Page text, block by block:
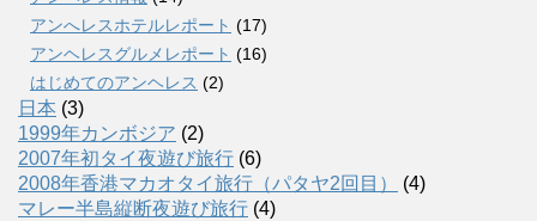
アンへレスホテルレポート (17)
アンヘレスグルメレポート (16)
はじめてのアンヘレス (2)
日本 (3)
1999年カンボジア (2)
2007年初タイ夜遊び旅行 (6)
2008年香港マカオタイ旅行（パタヤ2回目）
(4)
マレー半島縦断夜遊び旅行 (4)